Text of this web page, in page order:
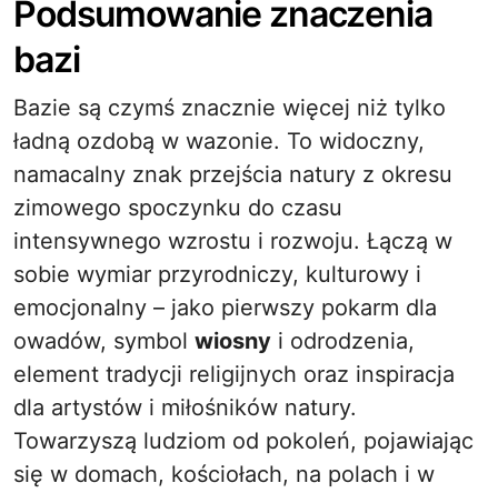
Podsumowanie znaczenia
bazi
Bazie są czymś znacznie więcej niż tylko
ładną ozdobą w wazonie. To widoczny,
namacalny znak przejścia natury z okresu
zimowego spoczynku do czasu
intensywnego wzrostu i rozwoju. Łączą w
sobie wymiar przyrodniczy, kulturowy i
emocjonalny – jako pierwszy pokarm dla
owadów, symbol wiosny i odrodzenia,
element tradycji religijnych oraz inspiracja
dla artystów i miłośników natury.
Towarzyszą ludziom od pokoleń, pojawiając
się w domach, kościołach, na polach i w